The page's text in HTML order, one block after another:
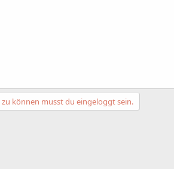
können musst du eingeloggt sein.